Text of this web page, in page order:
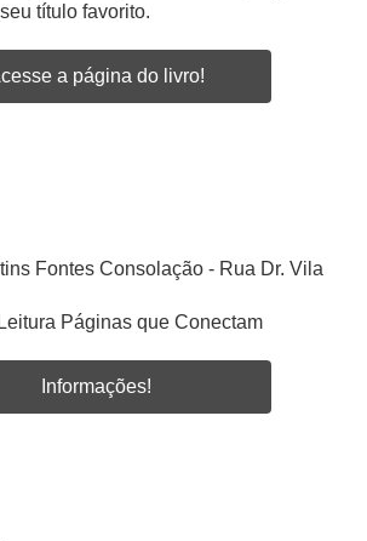
título favorito.
a página do livro!
Fontes Consolação - Rua Dr. Vila
Páginas que Conectam
Informações!